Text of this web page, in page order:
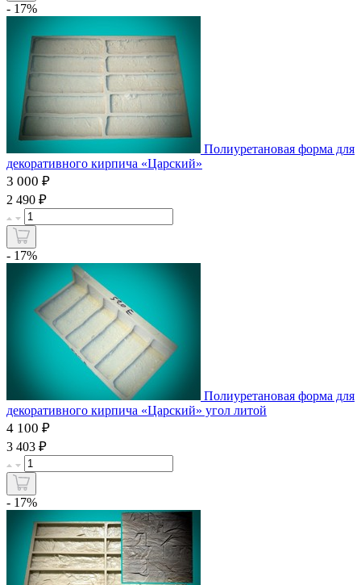
- 17%
Полиуретановая форма для
декоративного кирпича «Царский»
3 000 ₽
2 490 ₽
- 17%
Полиуретановая форма для
декоративного кирпича «Царский» угол литой
4 100 ₽
3 403 ₽
- 17%